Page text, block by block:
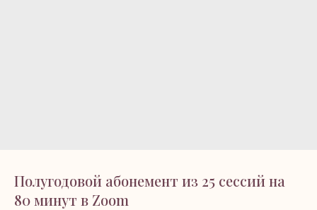
Полугодовой абонемент из 25 сессий на
80 минут в Zoom